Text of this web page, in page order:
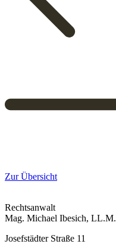
Zur Übersicht
Rechtsanwalt
Mag. Michael Ibesich, LL.M.
Josefstädter Straße 11